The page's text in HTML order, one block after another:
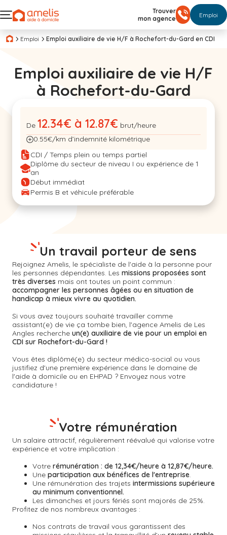
Trouver
mon agence
Emploi
Emploi Emploi auxiliaire de vie H/F à Rochefort-du-Gard en CDI
Emploi auxiliaire de vie H/F
à Rochefort-du-Gard
De 12.34€ à 12.87€ brut/heure
0.55€/km d’indemnité kilométrique
CDI / Temps plein ou temps partiel
Diplôme du secteur de niveau I ou expérience de 1
an
Début immédiat
Permis B et véhicule préférable
Rejoignez Amelis, le spécialiste de l'aide à la personne pour
les personnes dépendantes. Les missions proposées sont
très diverses mais ont toutes un point commun :
accompagner les personnes âgées ou en situation de
handicap à mieux vivre au quotidien.
Si vous avez toujours souhaité travailler comme
assistant(e) de vie ça tombe bien, l'agence Amelis de Les
Angles recherche un(e) auxiliaire de vie pour un emploi en
CDI sur Rochefort-du-Gard !
Vous êtes diplômé(e) du secteur médico-social ou vous
justifiez d'une première expérience dans le domaine de
l'aide à domicile ou en EHPAD ? Envoyez nous votre
candidature !
Un travail porteur de sens
Un salaire attractif, régulièrement réévalué qui valorise votre
expérience et votre implication :
Votre rémunération : de 12,34€/heure à 12,87€/heure.
Une participation aux bénéfices de l'entreprise.
Une rémunération des trajets intermissions supérieure
au minimum conventionnel.
Les dimanches et jours fériés sont majorés de 25%.
Profitez de nos nombreux avantages :
Nos contrats de travail vous garantissent des
Votre rémunération